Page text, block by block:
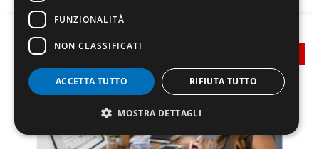
FUNZIONALITÀ
NON CLASSIFICATI
ACCETTA TUTTO RIFIUTA TUTTO
MOSTRA DETTAGLI